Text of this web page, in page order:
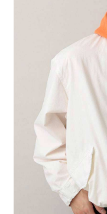
1.本服務係由「台灣大哥大
用戶於交易時，得透過本服
買賣價金債權讓與本公司後
2.基於同意付款使用「大哥
資料（包含姓名、電話或地
由本公司與您本人進行分期
3.完整用戶服務條款，請詳閱
３．收到繳費通知簡訊後14
ATM／網路銀行／等多元方
※ 請注意：結帳手續完成當
購買商品的店家。未經商家
後付繳納相關費用。
※ 交易是否成功請以「
是否繳費成功／繳費後需取
客戶支援中心」
https://
【注意事項】
１．透過由恩沛科技股份有
易，需依本服務之必要範圍
權轉讓予恩沛科技股份有限公
２．關於個人資料處理事宜
３．未成年的使用者請事先
「AFTEE先享後付」，若未
４．使用「AFTEE先享後付
時審查核予不同之上限額度
請求用戶進行身份認證。
每筆NT$80，滿NT$1,500(
每筆NT$80，滿
每筆NT$80，滿NT$1,500(